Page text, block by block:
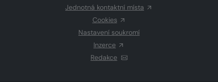
Jednotná kontaktní místa
Cookies
Nastavení soukromí
Inzerce
Redakce